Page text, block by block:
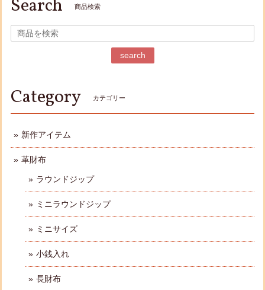
Search 商品検索
search
Category カテゴリー
新作アイテム
革財布
ラウンドジップ
ミニラウンドジップ
ミニサイズ
小銭入れ
長財布